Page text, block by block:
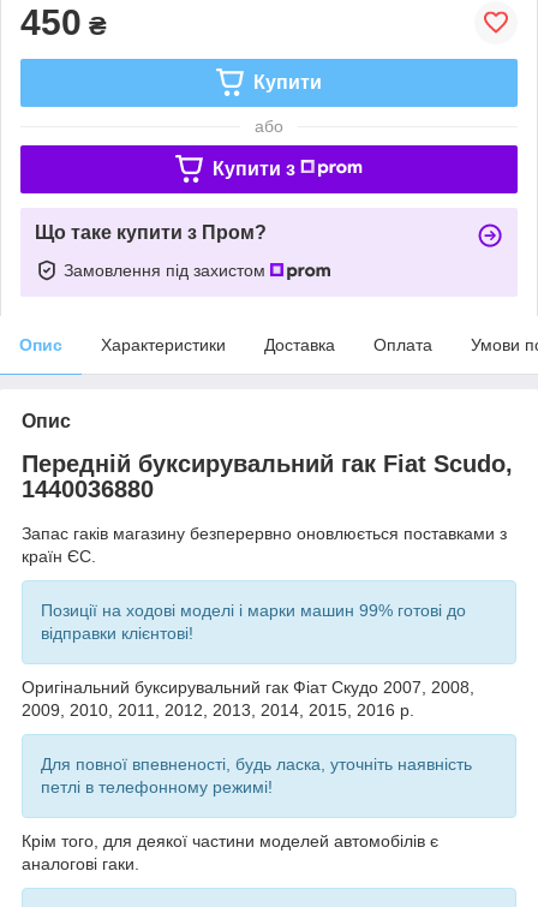
450 ₴
Купити
або
Купити з
Що таке купити з Пром?
Замовлення під захистом
Опис Характеристики Доставка Оплата Умови
Опис
Передній буксирувальний гак Fiat Scudo,
1440036880
Запас гаків магазину безперервно оновлюється поставками з
країн ЄС.
Позиції на ходові моделі і марки машин 99% готові до
відправки клієнтові!
Оригінальний буксирувальний гак Фіат Скудо 2007, 2008,
2009, 2010, 2011, 2012, 2013, 2014, 2015, 2016 р.
Для повної впевненості, будь ласка, уточніть наявність
петлі в телефонному режимі!
Крім того, для деякої частини моделей автомобілів є
аналогові гаки.